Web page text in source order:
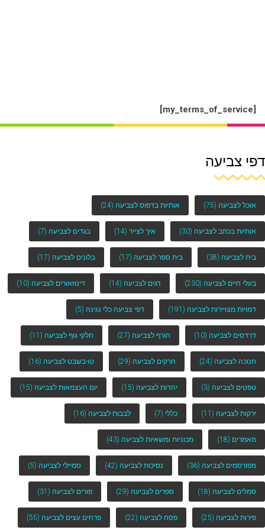
[my_terms_of_service]
דפי צביעה
אוכל לצביעה (75) אותיות בדפוס לצביעה (24)
אותיות בכתב לצביעה (30) איך לצייר (14) בגדים לצביעה (7)
בית לצביעה (38) בית ספר לצביעה (17) בלונים לצביעה (17)
בעלי חיים לצביעה (230) דגים לצביעה (14) דינוזאורים לצביעה (10)
דמויות מצויירות לצביעה (191) דפי צביעה כלי נגינה (5)
דרדסים לצביעה (10) חורף לצביעה (27) חלקי גוף לצביעה (11)
חנוכה לצביעה (24) חרקים לצביעה (29) טו-בשבט לצביעה (16)
טפטים לצביעה (3) יהדות לצביעה (15) יום העצמאות לצביעה (15)
ירקות לצביעה (11) כללי (7) לבבות לצביעה (16)
מאמרים (18) מכוניות ומשאיות לצביעה (43)
מפורסמים לצביעה (36) נסיכות לצביעה (42) סמיילי לצביעה (5)
סמלים לצביעה (18) ספרים לצביעה (29) פורים לצביעה (31)
פירות לצביעה (25) פסח לצביעה (22) פרחים עצים לצביעה (55)